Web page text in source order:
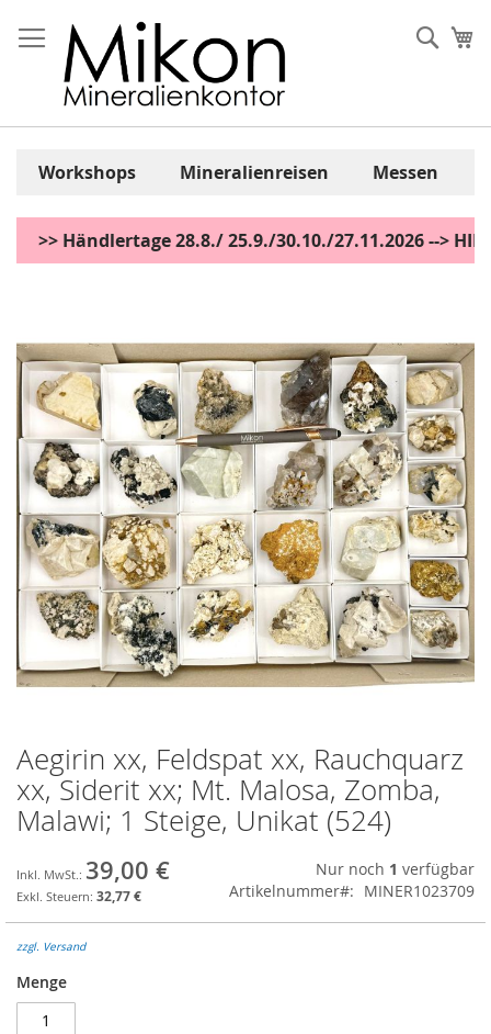
Inhalt
springen
Workshops Mineralienreisen Messen
>> Händlertage 28.8./ 25.9./30.10./27.11.2026 -->
der
Bildgalerie
springen
Zum
Anfang
der
Bildgalerie
Aegirin xx, Feldspat xx, Rauchquarz
xx, Siderit xx; Mt. Malosa, Zomba,
Malawi; 1 Steige, Unikat (524)
39,00 €
32,77 €
Nur noch 1 verfügbar
Artikelnummer
MINER1023709
zzgl. Versand
Menge